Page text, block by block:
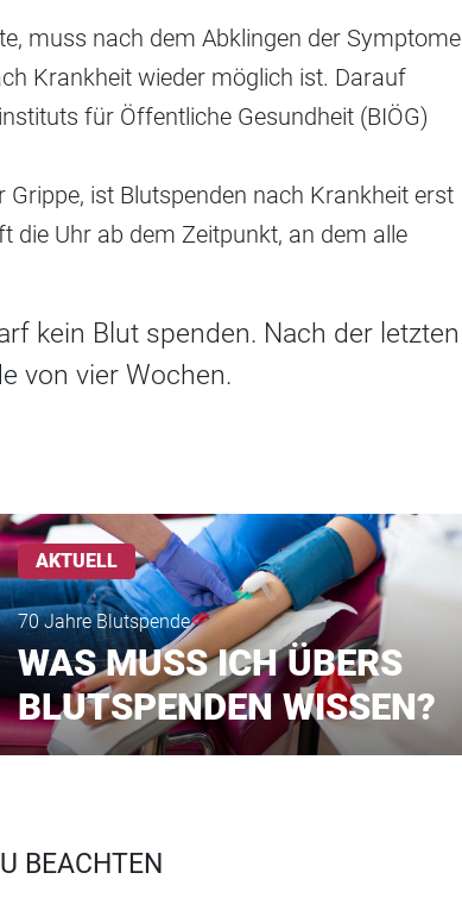
muss nach dem Abklingen der Symptome
Krankheit wieder möglich ist. Darauf
für Öffentliche Gesundheit (BIÖG)
ist Blutspenden nach Krankheit erst
die Uhr ab dem Zeitpunkt, an dem alle
kein Blut spenden. Nach der letzten
von vier Wochen.
AKTUELL
70 Jahre Blutspende
WAS MUSS ICH ÜBERS
BLUTSPENDEN WISSEN?
BEACHTEN